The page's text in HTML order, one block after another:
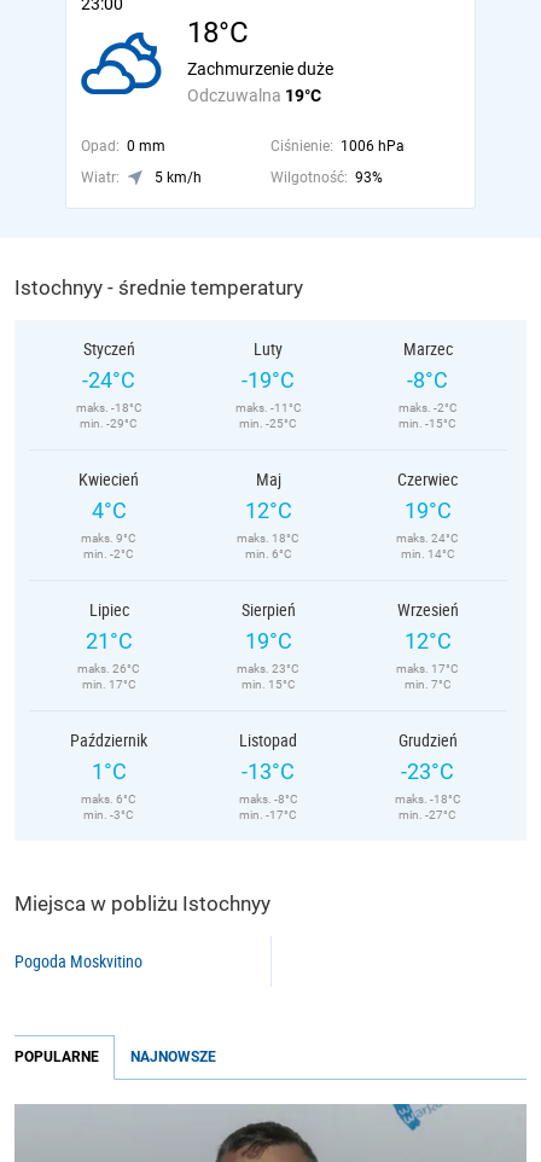
18°C
Odczuwalna 19°C
Zachmurzenie duże
Opad: 0 mm Ciśnienie: 1006 hPa
Wiatr:
5 km/h Wilgotność: 93%
Istochnyy - średnie temperatury
Styczeń
-24°C
maks. -18°C
min. -29°C
Luty
-19°C
maks. -11°C
min. -25°C
Marzec
-8°C
maks. -2°C
min. -15°C
Kwiecień
4°C
maks. 9°C
min. -2°C
Maj
12°C
maks. 18°C
min. 6°C
Czerwiec
19°C
maks. 24°C
min. 14°C
Lipiec
21°C
maks. 26°C
min. 17°C
Sierpień
19°C
maks. 23°C
min. 15°C
Wrzesień
12°C
maks. 17°C
min. 7°C
Październik
1°C
maks. 6°C
min. -3°C
Listopad
-13°C
maks. -8°C
min. -17°C
Grudzień
-23°C
maks. -18°C
min. -27°C
Miejsca w pobliżu Istochnyy
Pogoda Moskvitino
POPULARNE NAJNOWSZE